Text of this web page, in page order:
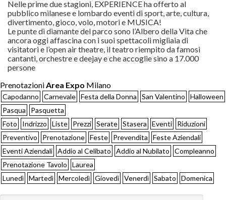
Nelle prime due stagioni, EXPERIENCE ha offerto al
pubblico milanese e lombardo eventi di sport, arte, cultura,
divertimento, gioco, volo, motori e MUSICA!
Le punte di diamante del parco sono l’Albero della Vita che
ancora oggi affascina con i suoi spettacoli migliaia di
visitatori e l’open air theatre, il teatro riempito da famosi
cantanti, orchestre e deejay e che accoglie sino a 17.000
persone
Prenotazioni Area Expo Milano
Capodanno Carnevale Festa della Donna San Valentino
Halloween
Pasqua
Pasquetta
Foto
Indrizzo Liste Prezzi Serate Stasera Eventi
Riduzioni
Preventivo
Prenotazione Feste Prevendita
Feste Aziendali
Eventi Aziendali Addio al Celibato Addio al Nubilato
Compleanno
Prenotazione Tavolo
Laurea
Lunedì Martedì Mercoledì Giovedì Venerdì Sabato Domenica